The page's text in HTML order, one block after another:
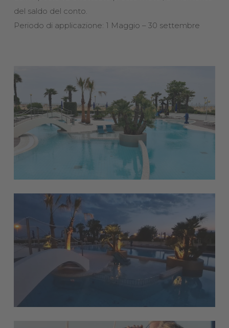
del saldo del conto.
Periodo di applicazione: 1 Maggio – 30 settembre